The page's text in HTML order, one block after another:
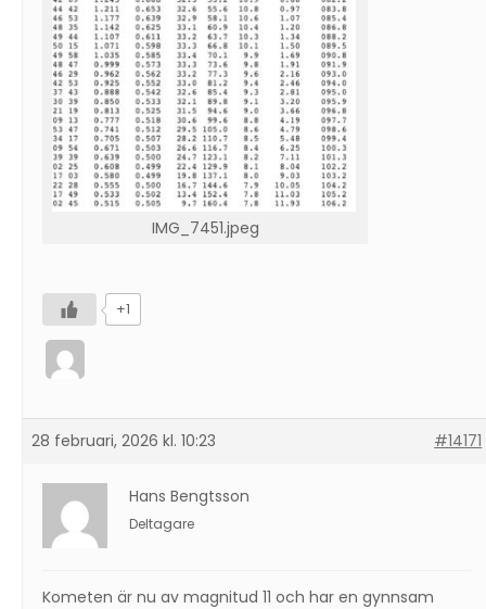
IMG_7451.jpeg
+1
28 februari, 2026 kl. 10:23 #14171
Hans Bengtsson
Deltagare
Kometen är nu av magnitud 11 och har en gynnsam